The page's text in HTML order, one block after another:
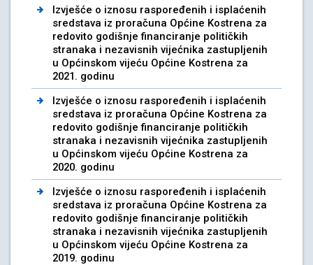
Izvješće o iznosu raspoređenih i isplaćenih
sredstava iz proračuna Općine Kostrena za
redovito godišnje financiranje političkih
stranaka i nezavisnih vijećnika zastupljenih
u Općinskom vijeću Općine Kostrena za
2021. godinu
Izvješće o iznosu raspoređenih i isplaćenih
sredstava iz proračuna Općine Kostrena za
redovito godišnje financiranje političkih
stranaka i nezavisnih vijećnika zastupljenih
u Općinskom vijeću Općine Kostrena za
2020. godinu
Izvješće o iznosu raspoređenih i isplaćenih
sredstava iz proračuna Općine Kostrena za
redovito godišnje financiranje političkih
stranaka i nezavisnih vijećnika zastupljenih
u Općinskom vijeću Općine Kostrena za
2019. godinu